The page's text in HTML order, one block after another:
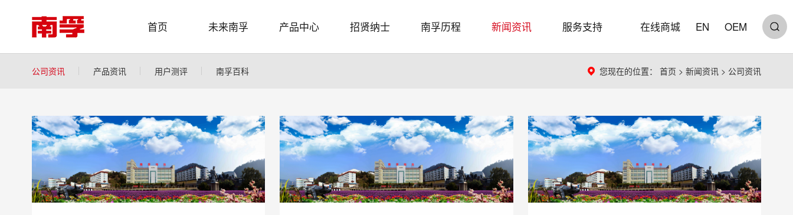
首页 未来南孚 产品中心 招贤纳士 南孚历程 新闻资讯 服务支持 在线商城 EN OEM
公司资讯 产品资讯 用户测评 南孚百科 您现在的位置： 首页 > 新闻资讯 > 公司资讯